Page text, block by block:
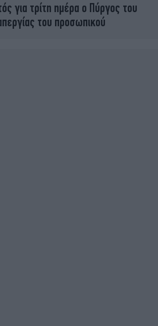
για τρίτη ημέρα ο Πύργος του
του προσωπικού